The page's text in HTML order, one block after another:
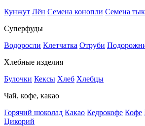
Кунжут Лён Семена конопли Семена
Суперфуды
Водоросли Клетчатка Отруби
Хлебные изделия
Булочки Кексы Хлеб Хлебцы
Чай, кофе, какао
Горячий шоколад Какао Кедрокофе Кофе
Цикорий